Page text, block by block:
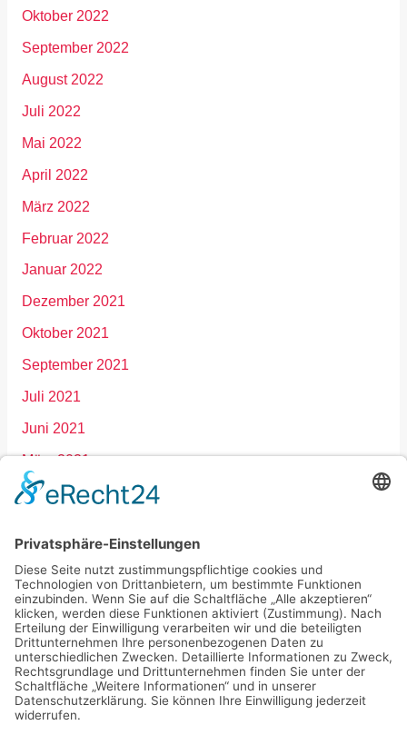
Oktober 2022
September 2022
August 2022
Juli 2022
Mai 2022
April 2022
März 2022
Februar 2022
Januar 2022
Dezember 2021
Oktober 2021
September 2021
Juli 2021
Juni 2021
März 2021
Januar 2021
September 2020
März 2020
Februar 2020